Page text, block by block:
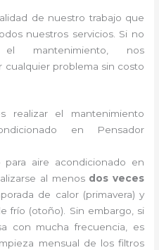
de nuestro trabajo que
nuestros servicios. Si no
mantenimiento, nos
cualquier problema sin costo
realizar el mantenimiento
en Pensador
para aire acondicionado en
al menos dos veces
de calor (primavera) y
frío (otoño). Sin embargo, si
con mucha frecuencia, es
mensual de los filtros